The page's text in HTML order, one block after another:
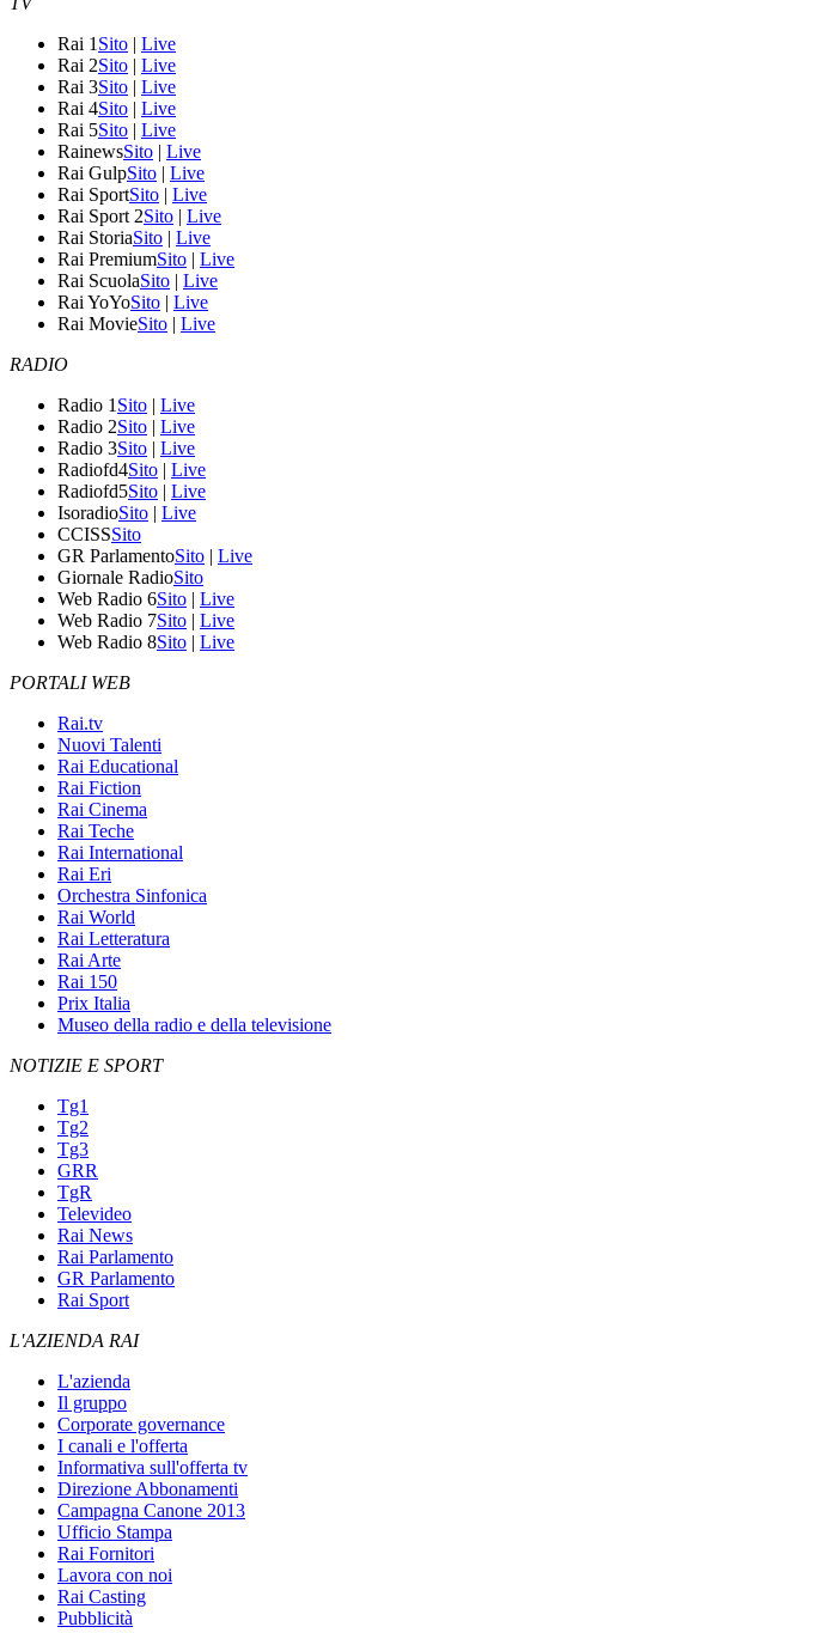
Rai 1 Sito | Live
Rai 2Sito | Live
Rai 3Sito | Live
Rai 4Sito | Live
Rai 5Sito | Live
RainewsSito | Live
Rai GulpSito | Live
Rai SportSito | Live
Rai Sport 2Sito | Live
Rai StoriaSito | Live
Rai PremiumSito | Live
Rai ScuolaSito | Live
Rai YoYoSito | Live
Rai MovieSito | Live
RADIO
Radio 1 Sito | Live
Radio 2Sito | Live
Radio 3Sito | Live
Radiofd4Sito | Live
Radiofd5Sito | Live
IsoradioSito | Live
CCISSSito
GR ParlamentoSito | Live
Giornale RadioSito
Web Radio 6Sito | Live
Web Radio 7Sito | Live
Web Radio 8Sito | Live
PORTALI WEB
Rai.tv
Nuovi Talenti
Rai Educational
Rai Fiction
Rai Cinema
Rai Teche
Rai International
Rai Eri
Orchestra Sinfonica
Rai World
Rai Letteratura
Rai Arte
Rai 150
Prix Italia
Museo della radio e della televisione
NOTIZIE E SPORT
Tg1
Tg2
Tg3
GRR
TgR
Televideo
Rai News
Rai Parlamento
GR Parlamento
Rai Sport
L'AZIENDA RAI
L'azienda
Il gruppo
Corporate governance
I canali e l'offerta
Informativa sull'offerta tv
Direzione Abbonamenti
Campagna Canone 2013
Ufficio Stampa
Rai Fornitori
Lavora con noi
Rai Casting
Pubblicità